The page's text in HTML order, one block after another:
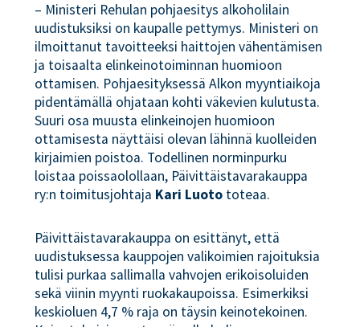
– Ministeri Rehulan pohjaesitys alkoholilain
uudistuksiksi on kaupalle pettymys. Ministeri on
ilmoittanut tavoitteeksi haittojen vähentämisen
ja toisaalta elinkeinotoiminnan huomioon
ottamisen. Pohjaesityksessä Alkon myyntiaikoja
pidentämällä ohjataan kohti väkevien kulutusta.
Suuri osa muusta elinkeinojen huomioon
ottamisesta näyttäisi olevan lähinnä kuolleiden
kirjaimien poistoa. Todellinen norminpurku
loistaa poissaolollaan, Päivittäistavarakauppa
ry:n toimitusjohtaja Kari Luoto toteaa.
Päivittäistavarakauppa on esittänyt, että
uudistuksessa kauppojen valikoimien rajoituksia
tulisi purkaa sallimalla vahvojen erikoisoluiden
sekä viinin myynti ruokakaupoissa. Esimerkiksi
keskioluen 4,7 % raja on täysin keinotekoinen.